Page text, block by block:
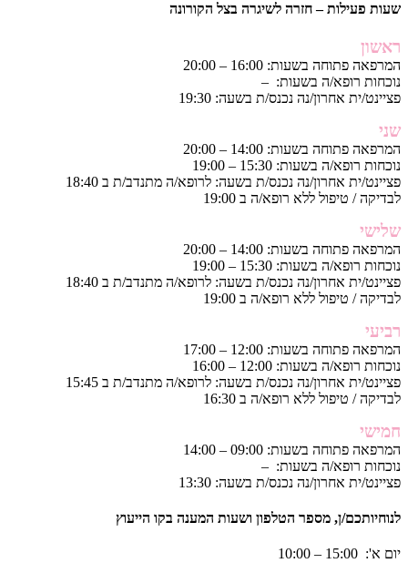
שעות פעילות – חזרה לשיגרה בצל הקורונה
ראשון
המרפאה פתוחה בשעות: 16:00 – 20:00
נוכחות רופא/ה בשעות: –
פציינט/ית אחרון/נה נכנס/ת בשעה: 19:30
שני
המרפאה פתוחה בשעות: 14:00 – 20:00
נוכחות רופא/ה בשעות: 15:30 – 19:00
פציינט/ית אחרון/נה נכנס/ת בשעה: לרופא/ה מתנדב/ת ב 18:40
לבדיקה / טיפול ללא רופא/ה ב 19:00
שלישי
המרפאה פתוחה בשעות: 14:00 – 20:00
נוכחות רופא/ה בשעות: 15:30 – 19:00
פציינט/ית אחרון/נה נכנס/ת בשעה: לרופא/ה מתנדב/ת ב 18:40
לבדיקה / טיפול ללא רופא/ה ב 19:00
רביעי
המרפאה פתוחה בשעות: 12:00 – 17:00
נוכחות רופא/ה בשעות: 12:00 – 16:00
פציינט/ית אחרון/נה נכנס/ת בשעה: לרופא/ה מתנדב/ת ב 15:45
לבדיקה / טיפול ללא רופא/ה ב 16:30
חמישי
המרפאה פתוחה בשעות: 09:00 – 14:00
נוכחות רופא/ה בשעות: –
פציינט/ית אחרון/נה נכנס/ת בשעה: 13:30
לנוחיותכם/ן, מספר הטלפון ושעות המענה בקו הייעוץ
יום א': 15:00 – 10:00